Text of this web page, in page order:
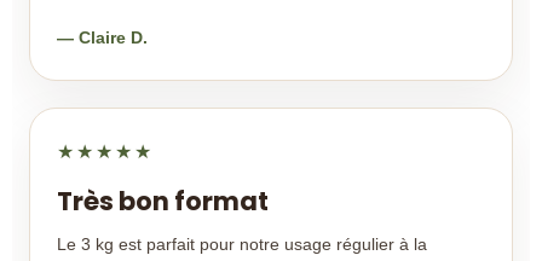
— Claire D.
★★★★★
Très bon format
Le 3 kg est parfait pour notre usage régulier à la